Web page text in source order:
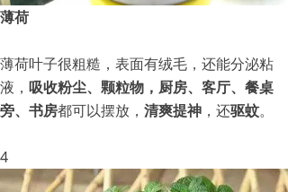
薄荷
薄荷叶子很粗糙，表面有绒毛，还能分泌粘
液， 吸收粉尘、颗粒物， 厨房、客厅、餐桌
旁、书房都可以摆放， 清爽提神 ，还驱蚊。
4